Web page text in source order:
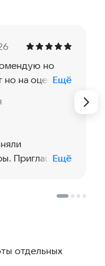
постройка
до
но
но на оценкуЕщё
Приглашаем
Ещё
отдельных